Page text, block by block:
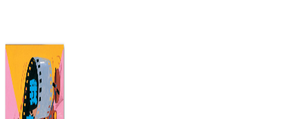
搜神故事集2：
乘龍飛天的鑄劍
師
李明足
NT$390
NT$308